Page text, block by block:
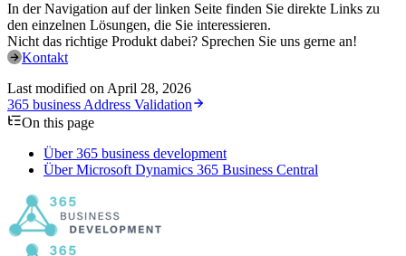
In der Navigation auf der linken Seite finden Sie direkte Links zu
den einzelnen Lösungen, die Sie interessieren.
Nicht das richtige Produkt dabei? Sprechen Sie uns gerne an!
Kontakt
Last modified on April 28, 2026
365 business Address Validation
On this page
Über 365 business development
Über Microsoft Dynamics 365 Business Central